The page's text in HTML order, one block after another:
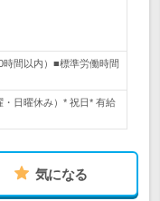
間以内）■標準労働時間
日曜休み）* 祝日* 有給
気になる